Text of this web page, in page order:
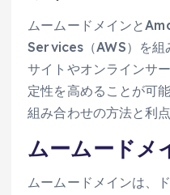
ムームードメインと
Services（AWS）を組
サイトやオンラインサ
定性を高めることが可
組み合わせの方法と利
ムームードメ
ムームードメインは、